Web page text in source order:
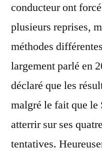
conducteur ont
plusieurs reprises,
méthodes
largement parlé en
déclaré que les
malgré le fait que le
atterrir sur ses
tentatives.